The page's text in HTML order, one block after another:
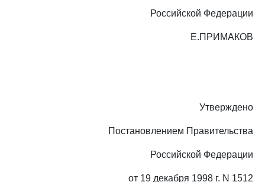
Российской Федерации
Е.ПРИМАКОВ
Утверждено
Постановлением Правительства
Российской Федерации
от 19 декабря 1998 г. N 1512